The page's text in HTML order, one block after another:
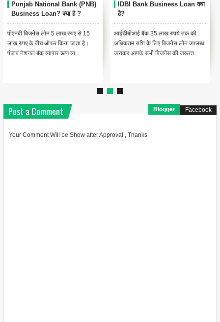
Punjab National Bank (PNB)
Business Loan? क्या है ?
पीएनबी बिजनेस लोन 5 लाख रुपए से 15
लाख रुपए के बीच ऑफर किया जाता है।
पंजाब नेशनल बैंक व्यापार ऋण व्य...
IDBI Bank Business Loan क्या
है?
आईडीबीआई बैंक 35 लाख रुपये तक की
अधिकतम राशि के लिए बिजनेस लोन उपलब्ध
कराकर आपके सभी बिजनेस की जरूरत...
Post a Comment Blogger Facebook
Your Comment Will be Show after Approval , Thanks